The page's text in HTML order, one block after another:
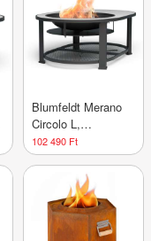
Blumfeldt Merano
Circolo L,
tűzrakóhely 3 az 1-
ben, használható
asztalként, 122 x
102 490 Ft